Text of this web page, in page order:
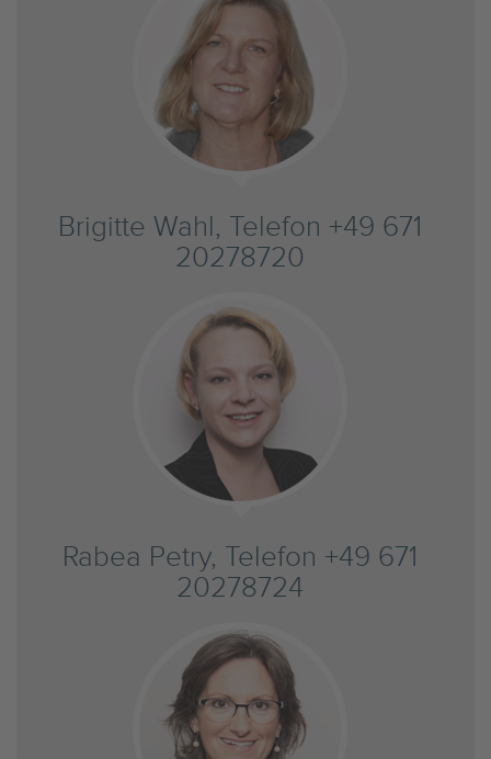
Brigitte Wahl, Telefon +49 671
20278720
Rabea Petry, Telefon +49 671
20278724